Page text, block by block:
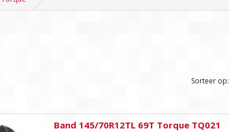
Sorteer op:
Band 145/70R12TL 69T Torque TQ021